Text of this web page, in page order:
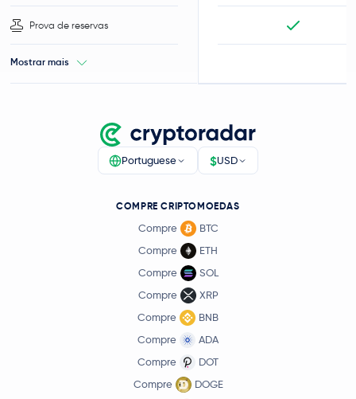
Prova de reservas
Mostrar mais
Portuguese $USD
COMPRE CRIPTOMOEDAS
Compre
BTC
Compre
ETH
Compre
SOL
Compre
XRP
Compre
BNB
Compre
ADA
Compre
DOT
Compre
DOGE